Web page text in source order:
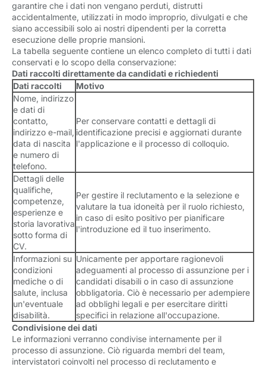
garantire che i dati non vengano perduti, distrutti
accidentalmente, utilizzati in modo improprio, divulgati e che
siano accessibili solo ai nostri dipendenti per la corretta
esecuzione delle proprie mansioni.
La tabella seguente contiene un elenco completo di tutti i dati
conservati e lo scopo della conservazione:
Dati raccolti direttamente da candidati e richiedenti
Dati raccolti
Motivo
Nome, indirizzo
e dati di
contatto,
indirizzo e-mail,
data di nascita
e numero di
telefono.
Per conservare contatti e dettagli di
identificazione precisi e aggiornati durante
l'applicazione e il processo di colloquio.
Dettagli delle
qualifiche,
competenze,
esperienze e
storia lavorativa
sotto forma di
CV.
Per gestire il reclutamento e la selezione e
valutare la tua idoneità per il ruolo richiesto,
in caso di esito positivo per pianificare
l'introduzione ed il tuo inserimento.
Informazioni su
condizioni
mediche o di
salute, inclusa
un'eventuale
disabilità.
Unicamente per apportare ragionevoli
adeguamenti al processo di assunzione per i
candidati disabili o in caso di assunzione
obbligatoria. Ciò è necessario per adempiere
ad obblighi legali e per esercitare diritti
specifici in relazione all'occupazione.
Condivisione dei dati
Le informazioni verranno condivise internamente per il
processo di assunzione. Ciò riguarda membri del team,
intervistatori coinvolti nel processo di reclutamento e